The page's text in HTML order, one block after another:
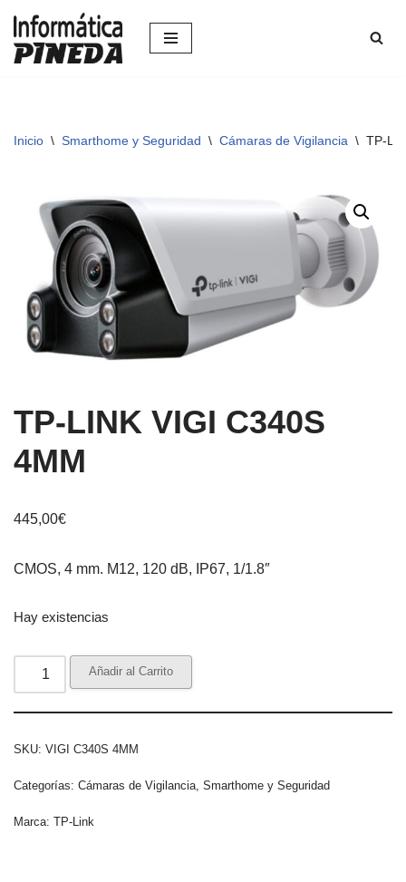
Saltar
Inicio \ Smarthome y Seguridad \ Cámaras de Vigilancia \ TP-
TP-LINK VIGI C340S
4MM
445,00€
CMOS, 4 mm. M12, 120 dB, IP67, 1/1.8″
Hay existencias
Añadir al Carrito
SKU: VIGI C340S 4MM
Categorías: Cámaras de Vigilancia, Smarthome y Seguridad
Marca: TP-Link